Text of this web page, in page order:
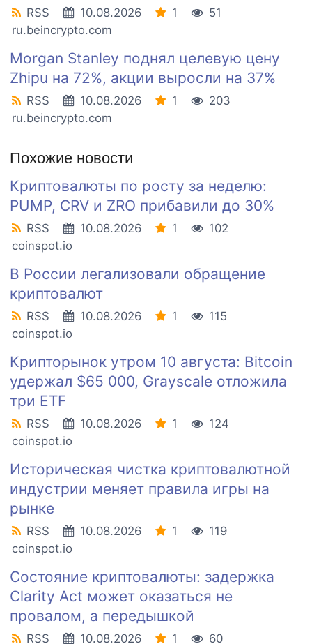
RSS 10.08.2026 1
51
ru.beincrypto.com
Morgan Stanley поднял целевую цену
Zhipu на 72%, акции выросли на 37%
RSS 10.08.2026 1
203
ru.beincrypto.com
Похожие новости
Криптовалюты по росту за неделю:
PUMP, CRV и ZRO прибавили до 30%
RSS 10.08.2026 1
102
coinspot.io
В России легализовали обращение
криптовалют
RSS 10.08.2026 1
115
coinspot.io
Крипторынок утром 10 августа: Bitcoin
удержал $65 000, Grayscale отложила
три ETF
RSS 10.08.2026 1
124
coinspot.io
Историческая чистка криптовалютной
индустрии меняет правила игры на
рынке
RSS 10.08.2026 1
119
coinspot.io
Состояние криптовалюты: задержка
Clarity Act может оказаться не
провалом, а передышкой
RSS 10.08.2026 1
60